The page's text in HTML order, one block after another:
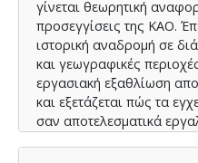
γίνεται θεωρητική
προσεγγίσεις της ΚΑΟ.
ιστορική αναδρομή σε
και γεωγραφικές
εργασιακή εξαθλίωση
και εξετάζεται πώς τα
σαν αποτελεσματικά